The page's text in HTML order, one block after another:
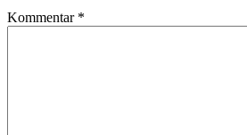
Kommentar *